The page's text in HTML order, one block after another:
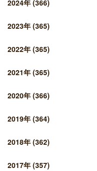
2024年 (366)
2023年 (365)
2022年 (365)
2021年 (365)
2020年 (366)
2019年 (364)
2018年 (362)
2017年 (357)